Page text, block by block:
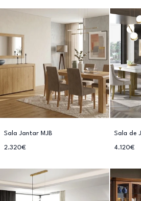
Sala Jantar MJB
2.320€
Sala de
4.120€